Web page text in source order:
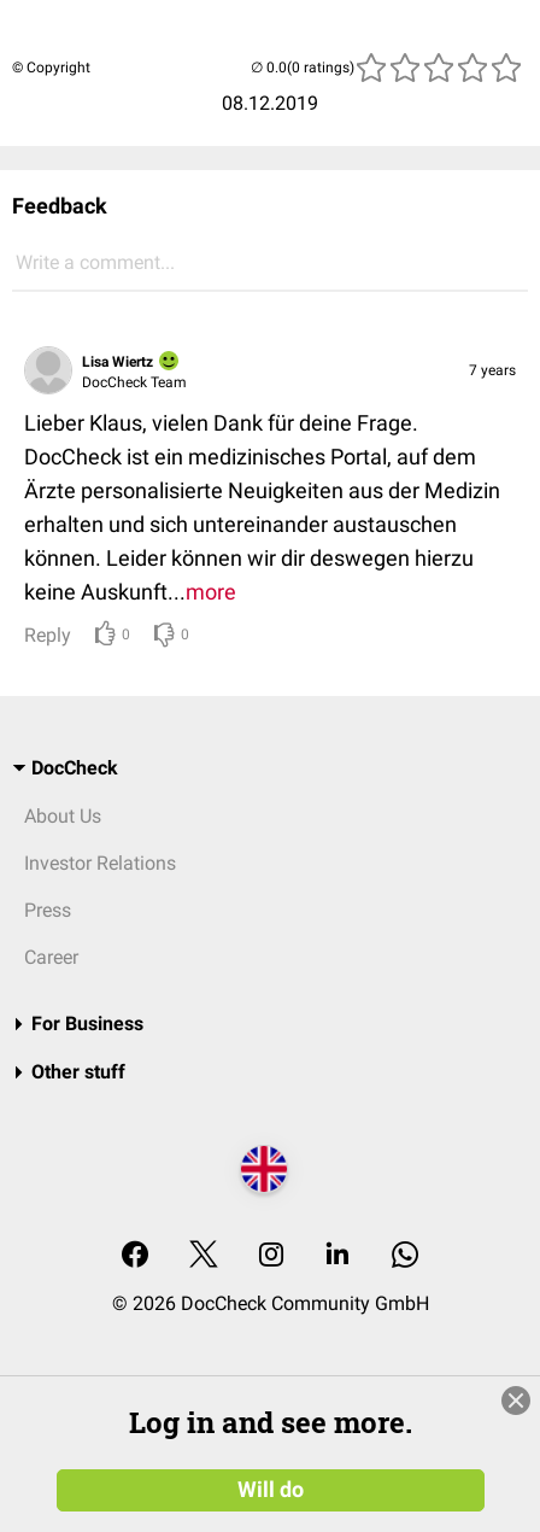
© Copyright
08.12.2019
(0 ratings)
Feedback
Write a comment...
Lisa Wiertz
DocCheck Team
7 years
Lieber Klaus, vielen Dank für deine Frage.
DocCheck ist ein medizinisches Portal, auf dem
Ärzte personalisierte Neuigkeiten aus der Medizin
erhalten und sich untereinander austauschen
können. Leider können wir dir deswegen hierzu
keine Auskunft...more
Reply 0 0
DocCheck
About Us
Investor Relations
Press
Career
For Business
Other stuff
© 2026 DocCheck Community GmbH
Log in and see more.
Will do